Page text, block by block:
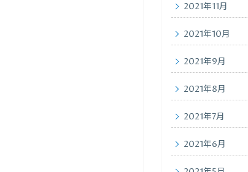
2021年11月
2021年10月
2021年9月
2021年8月
2021年7月
2021年6月